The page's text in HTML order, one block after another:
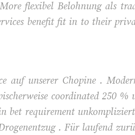
flexibel Belohnung als
benefit fit in to their
auf unserer Chopine .
coordinated 250 %
bet requirement
. Für laufend